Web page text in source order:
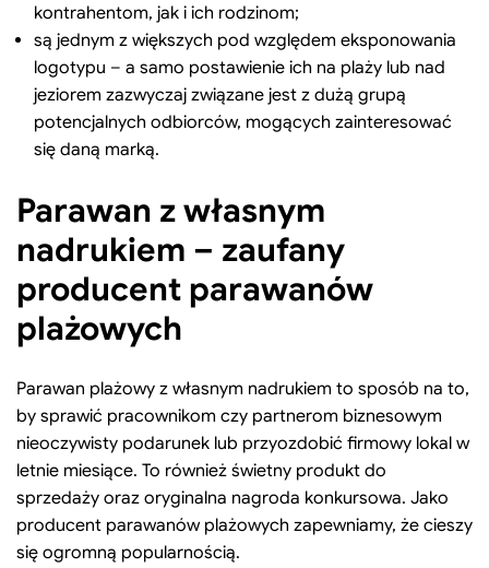
kontrahentom, jak i ich rodzinom;
są jednym z większych pod względem eksponowania
logotypu – a samo postawienie ich na plaży lub nad
jeziorem zazwyczaj związane jest z dużą grupą
potencjalnych odbiorców, mogących zainteresować
się daną marką.
Parawan z własnym
nadrukiem – zaufany
producent parawanów
plażowych
Parawan plażowy z własnym nadrukiem to sposób na to,
by sprawić pracownikom czy partnerom biznesowym
nieoczywisty podarunek lub przyozdobić firmowy lokal w
letnie miesiące. To również świetny produkt do
sprzedaży oraz oryginalna nagroda konkursowa. Jako
producent parawanów plażowych zapewniamy, że cieszy
się ogromną popularnością.